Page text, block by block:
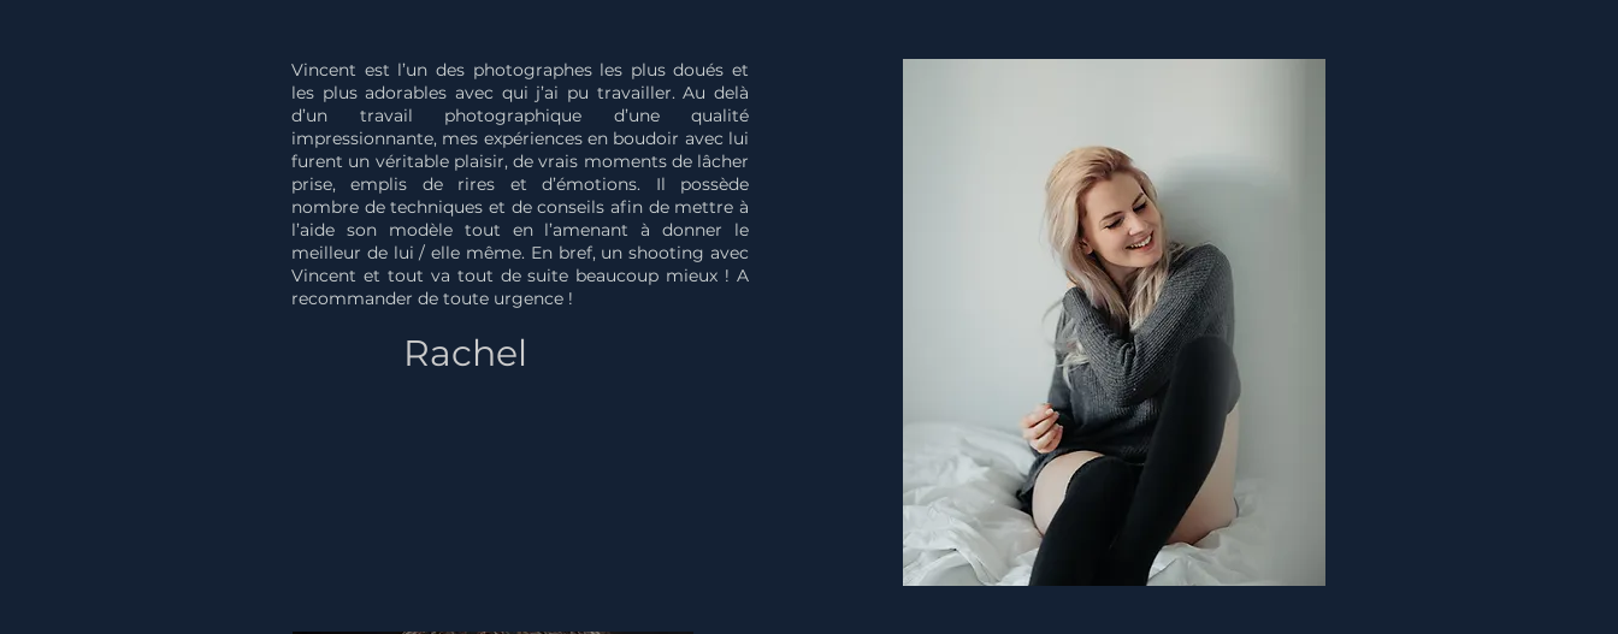
Vincent est l’un des photographes les plus doués et
les plus adorables avec qui j’ai pu travailler. Au delà
d’un travail photographique d’une qualité
impressionnante, mes expériences en boudoir avec lui
furent un véritable plaisir, de vrais moments de lâcher
prise, emplis de rires et d’émotions. Il possède
nombre de techniques et de conseils afin de mettre à
l’aide son modèle tout en l’amenant à donner le
meilleur de lui / elle même. En bref, un shooting avec
Vincent et tout va tout de suite beaucoup mieux ! A
recommander de toute urgence !
Rachel